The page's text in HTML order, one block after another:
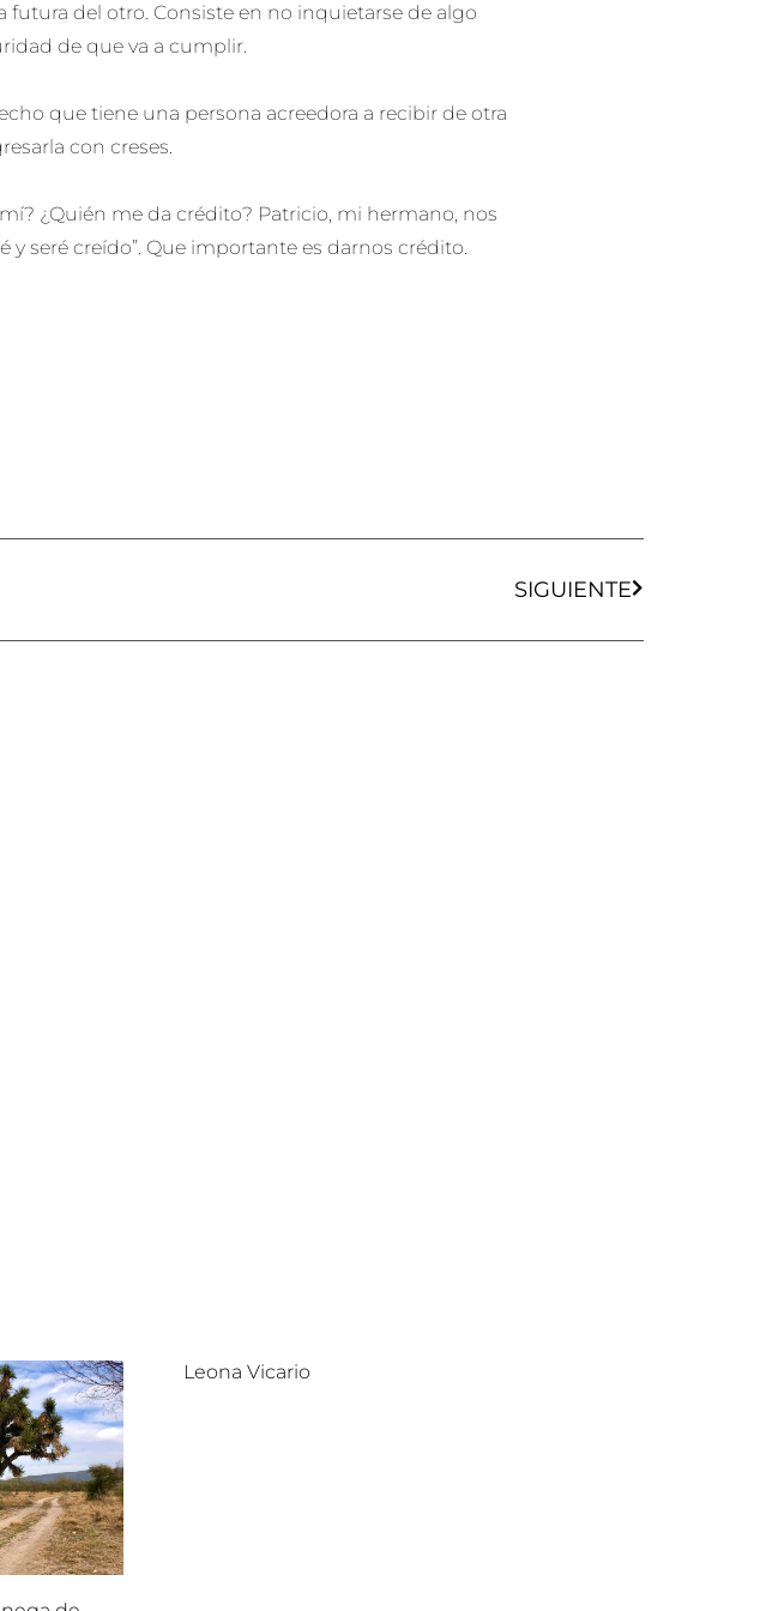
del otro. Consiste en no inquietarse de algo
de que va a cumplir.
que tiene una persona acreedora a recibir de otra
con creses.
¿Quién me da crédito? Patricio, mi hermano, nos
seré creído”. Que importante es darnos crédito.
SIGUIENTE
Leona Vicario